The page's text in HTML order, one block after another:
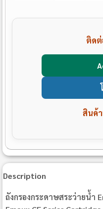
ติด
สินค้
Description
ถังกรองกระดาษสระว่ายน้ำ